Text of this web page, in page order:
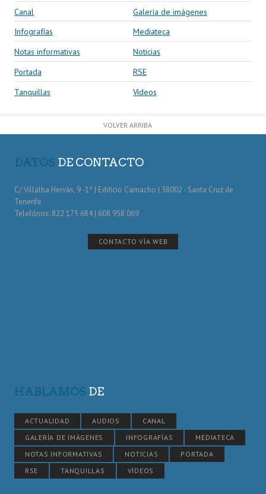
Canal
Galería de imágenes
Infografías
Mediateca
Notas informativas
Noticias
Portada
RSE
Tanquillas
Vídeos
VOLVER ARRIBA
DATOS DE CONTACTO
C/ Villalba Hervás, 9 -1º | Edificio Camacho | 38002 · Santa Cruz de
Tenerife
Telefónos: 822 175 684 | 608 958 069
CONTACTO VÍA WEB
HABLAMOS DE
ACTUALIDAD AUDIOS
CANAL
GALERÍA DE IMÁGENES
INFOGRAFÍAS
MEDIATECA
NOTAS INFORMATIVAS
NOTICIAS
PORTADA
RSE
TANQUILLAS VÍDEOS